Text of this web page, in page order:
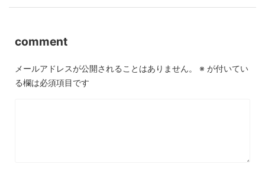
comment
メールアドレスが公開されることはありません。 ※ が付いてい
る欄は必須項目です